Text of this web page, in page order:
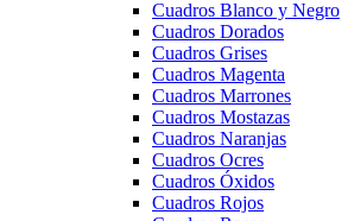
Cuadros Blanco y Negro
Cuadros Dorados
Cuadros Grises
Cuadros Magenta
Cuadros Marrones
Cuadros Mostazas
Cuadros Naranjas
Cuadros Ocres
Cuadros Óxidos
Cuadros Rojos